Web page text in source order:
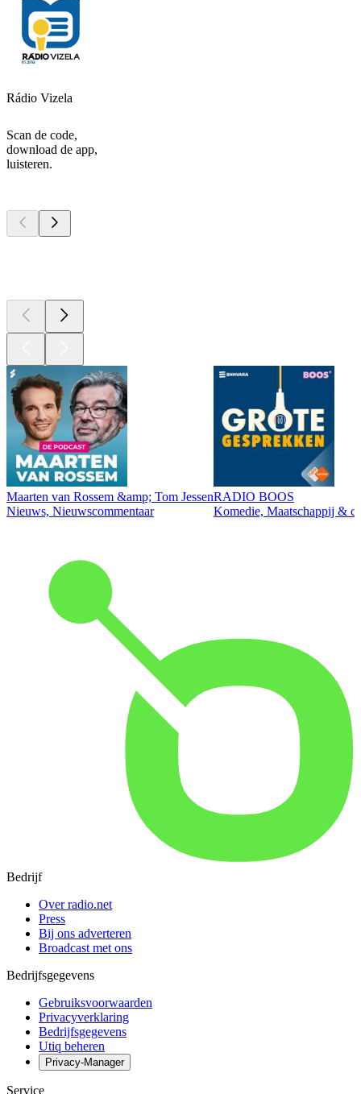
Rádio Vizela
Scan de code,
download de app,
luisteren.
Maarten van Rossem &amp; Tom Jessen
Nieuws, Nieuwscommentaar
RADIO BOOS
Komedie, Maatschappij &
Bedrijf
Over radio.net
Press
Bij ons adverteren
Broadcast met ons
Bedrijfsgegevens
Gebruiksvoorwaarden
Privacyverklaring
Bedrijfsgegevens
Utiq beheren
Privacy-Manager
Service